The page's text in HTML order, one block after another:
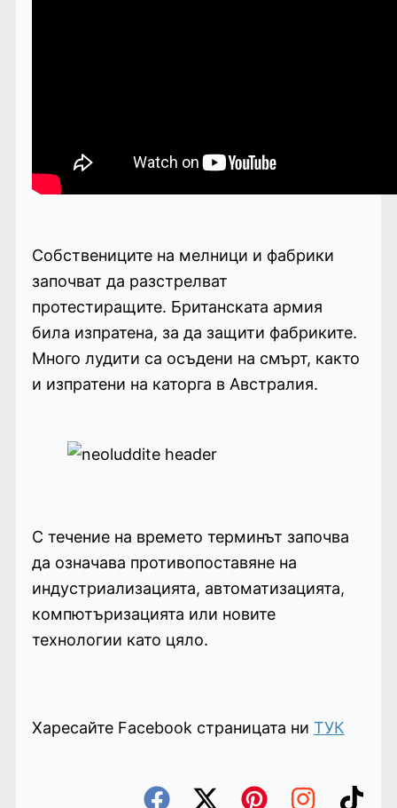
Собствениците на мелници и фабрики
започват да разстрелват
протестиращите. Британската армия
била изпратена, за да защити фабриките.
Много лудити са осъдени на смърт, както
и изпратени на каторга в Австралия.
С течение на времето терминът започва
да означава противопоставяне на
индустриализацията, автоматизацията,
компютъризацията или новите
технологии като цяло.
Харесайте Facebook страницата ни ТУК